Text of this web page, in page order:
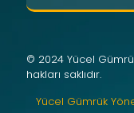
© 2024 Yücel
hakları saklıdır.
Yücel Gümrük